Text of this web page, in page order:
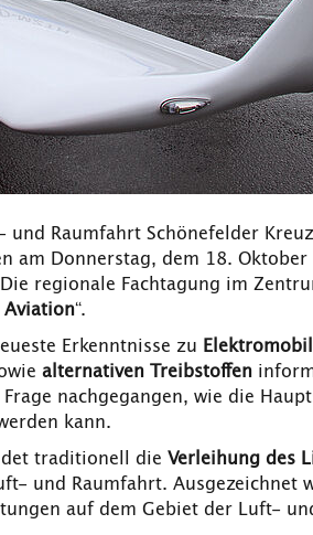
und Raumfahrt Schönefelder
am Donnerstag, dem 18. Oktober
regionale Fachtagung im
Aviation“.
Erkenntnisse zu
alternativen Treibstoffen
nachgegangen, wie die
kann.
traditionell die Verleihung des
und Raumfahrt. Ausgezeichnet
auf dem Gebiet der Luft-